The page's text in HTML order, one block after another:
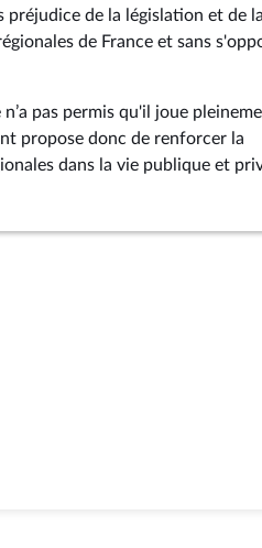
préjudice de la législation et de la
de France et sans
pas permis qu'il joue
propose donc de renforcer la
dans la vie publique et